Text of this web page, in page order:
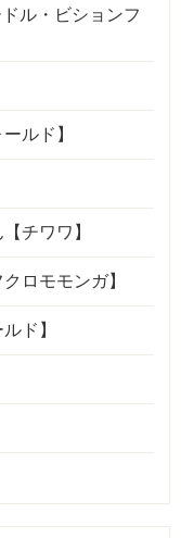
ル・ビションフ
ルド】
チワワ】
ロモモンガ】
ド】